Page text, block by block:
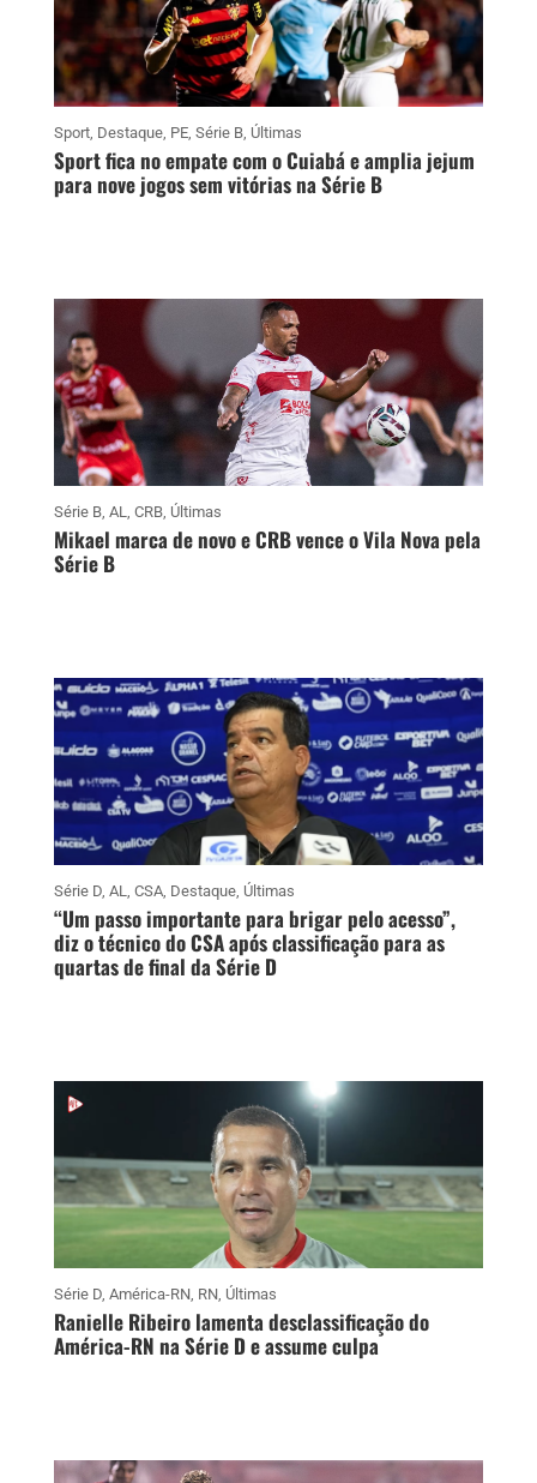
Sport, Destaque, PE, Série B, Últimas
Sport fica no empate com o Cuiabá e amplia jejum
para nove jogos sem vitórias na Série B
Série B, AL CRB, Últimas
Mikael marca de novo e CRB vence o Vila Nova pela
Série B
Série D, AL CSA, Destaque, Últimas
“Um passo importante para brigar pelo acesso”,
diz o técnico do CSA após classificação para as
quartas de final da Série D
Série D, América-RN, RN, Últimas
Ranielle Ribeiro lamenta desclassificação do
América-RN na Série D e assume culpa